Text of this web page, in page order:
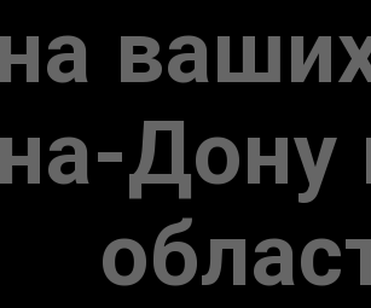
Дону